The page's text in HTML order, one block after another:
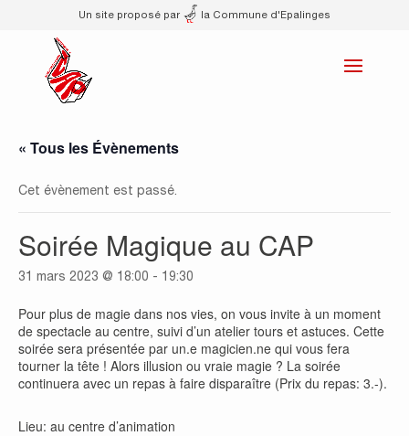
Un site proposé par la Commune d'Epalinges
« Tous les Évènements
Cet évènement est passé.
Soirée Magique au CAP
31 mars 2023 @ 18:00 - 19:30
Pour plus de magie dans nos vies, on vous invite à un moment
de spectacle au centre, suivi d’un atelier tours et astuces. Cette
soirée sera présentée par un.e magicien.ne qui vous fera
tourner la tête ! Alors illusion ou vraie magie ? La soirée
continuera avec un repas à faire disparaître (Prix du repas: 3.-).
Lieu: au centre d’animation